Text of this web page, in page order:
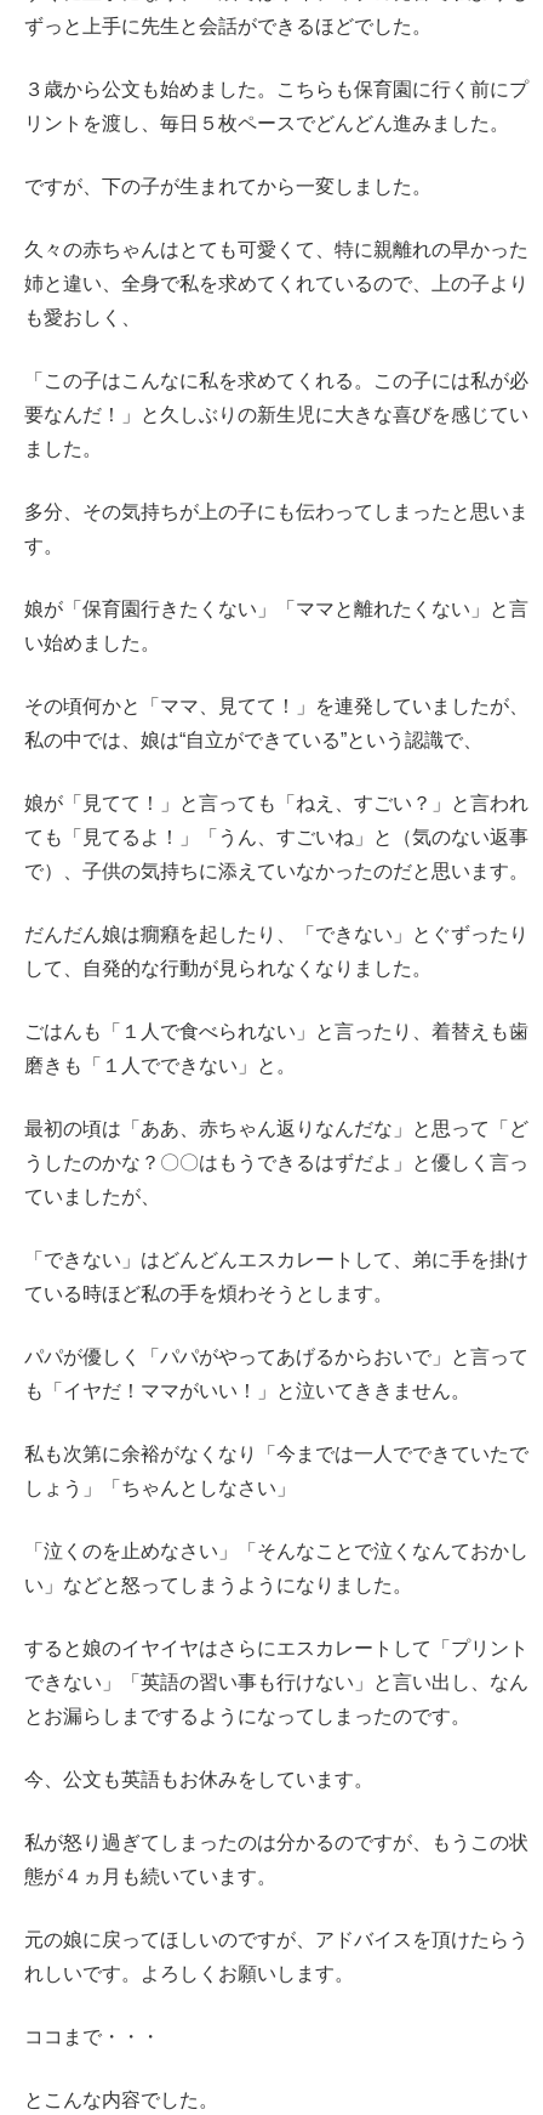
ずっと上手に先生と会話ができるほどでした。
３歳から公文も始めました。こちらも保育園に行く前にプ
リントを渡し、毎日５枚ペースでどんどん進みました。
ですが、下の子が生まれてから一変しました。
久々の赤ちゃんはとても可愛くて、特に親離れの早かった
姉と違い、全身で私を求めてくれているので、上の子より
も愛おしく、
「この子はこんなに私を求めてくれる。この子には私が必
要なんだ！」と久しぶりの新生児に大きな喜びを感じてい
ました。
多分、その気持ちが上の子にも伝わってしまったと思いま
す。
娘が「保育園行きたくない」「ママと離れたくない」と言
い始めました。
その頃何かと「ママ、見てて！」を連発していましたが、
私の中では、娘は“自立ができている”という認識で、
娘が「見てて！」と言っても「ねえ、すごい？」と言われ
ても「見てるよ！」「うん、すごいね」と（気のない返事
で）、子供の気持ちに添えていなかったのだと思います。
だんだん娘は癇癪を起したり、「できない」とぐずったり
して、自発的な行動が見られなくなりました。
ごはんも「１人で食べられない」と言ったり、着替えも歯
磨きも「１人でできない」と。
最初の頃は「ああ、赤ちゃん返りなんだな」と思って「ど
うしたのかな？〇〇はもうできるはずだよ」と優しく言っ
ていましたが、
「できない」はどんどんエスカレートして、弟に手を掛け
ている時ほど私の手を煩わそうとします。
パパが優しく「パパがやってあげるからおいで」と言って
も「イヤだ！ママがいい！」と泣いてききません。
私も次第に余裕がなくなり「今までは一人でできていたで
しょう」「ちゃんとしなさい」
「泣くのを止めなさい」「そんなことで泣くなんておかし
い」などと怒ってしまうようになりました。
すると娘のイヤイヤはさらにエスカレートして「プリント
できない」「英語の習い事も行けない」と言い出し、なん
とお漏らしまでするようになってしまったのです。
今、公文も英語もお休みをしています。
私が怒り過ぎてしまったのは分かるのですが、もうこの状
態が４ヵ月も続いています。
元の娘に戻ってほしいのですが、アドバイスを頂けたらう
れしいです。よろしくお願いします。
ココまで・・・
とこんな内容でした。